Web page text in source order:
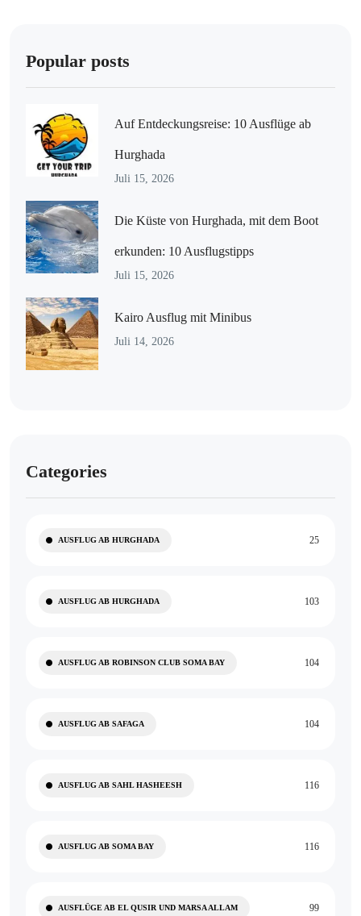
Popular posts
Auf Entdeckungsreise: 10 Ausflüge ab
Hurghada
Juli 15, 2026
Die Küste von Hurghada, mit dem Boot
erkunden: 10 Ausflugstipps
Juli 15, 2026
Kairo Ausflug mit Minibus
Juli 14, 2026
Categories
AUSFLUG AB HURGHADA 25
AUSFLUG AB HURGHADA 103
AUSFLUG AB ROBINSON CLUB SOMA BAY 104
AUSFLUG AB SAFAGA 104
AUSFLUG AB SAHL HASHEESH 116
AUSFLUG AB SOMA BAY 116
AUSFLÜGE AB EL QUSIR UND MARSA ALLAM 99